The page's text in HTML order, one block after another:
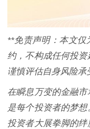
**免责声明：本文仅
约，不构成任何投
谨慎评估自身风险
在瞬息万变的金融
是每个投资者的梦
投资者大展拳脚的